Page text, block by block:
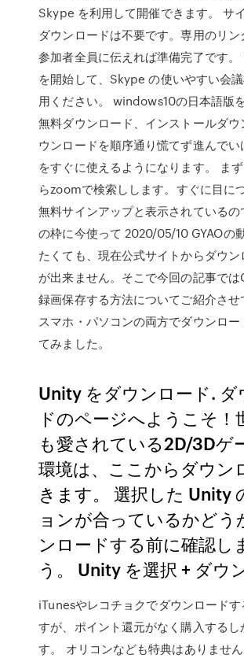
Skype を利用して開催できます。 サ
ダウンロードは不要です。専用のリン
参加者全員に伝えれば準備完了です
を開始して、Skype の使いやすい会
用ください。 windows10の日本語版
無料ダウンロード、インストールダウ
ウンロードを順序通り慌てず進んで
をすぐに使えるようになります。 ま
らzoomで検索しします。すぐに目に
無料サインアップと表示されている
の枠に今使って 2020/05/10 GYAOの
たくても、現在公式サイトからダウ
が出来ません。そこで今回の記事では
録画保存する方法についてご紹介させ
スマホ・パソコンの両方でダウンロ
てみました。
Unity をダウンロード. ダ
ドのページへようこそ！
も愛されている2D/3Dゲ
環境は、ここからダウン
きます。 選択した Unity
ョンが合っているかどう
ンロードする前に確認し
う。 Unity を選択 + ダウ
iTunesやレコチョクでダウンロードす
すが、ポイント還元がなく購入するし
す。 オリコンなども特典はありません